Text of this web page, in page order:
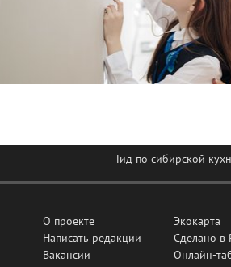
Гид по сибирской
О проекте
Написать редакции
Вакансии
Экокарта
Сделано в
Онлайн-